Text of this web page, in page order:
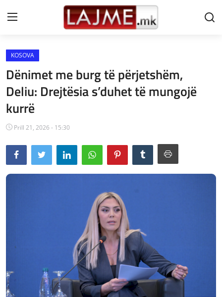
Shtëpi
LAJME MAQEDONI
SHQIPERI
KOSOVA
LAJME NGA BOTA
SHOWBIZ
Shqip
KOSOVA
Dënimet me burg të përjetshëm,
Deliu: Drejtësia s’duhet të mungojë
kurrë
Prill 21, 2026 - 15:30